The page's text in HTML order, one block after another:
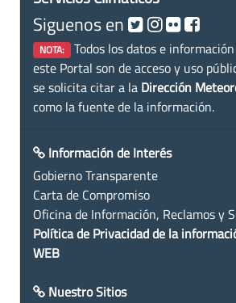
Siguenos en
NOTA: Todos los datos e
este Portal son de acceso y uso
se solicita citar a la Dirección
como la fuente de la información.
Información de Interés
Gobierno Transparente
Carta de Compromiso
Oficina de Información, Reclamos y
Política de Privacidad de la
WEB
Nuestro Sitios